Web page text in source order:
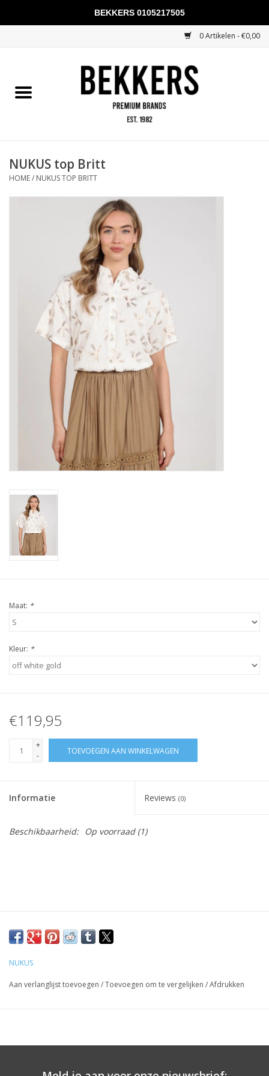
0 Artikelen - €0,00
Mannen
KADOBONNEN
NUKUS top Britt
HOME/ NUKUS TOP BRITT
Maat: *
Kleur: *
€119,95
+
-
TOEVOEGEN AAN WINKELWAGEN
Informatie Reviews (0)
Beschikbaarheid: Op voorraad(1)
NUKUS
Aan verlanglijst toevoegen /Toevoegen om te vergelijken /Afdrukken
BEKKERS 0105217505